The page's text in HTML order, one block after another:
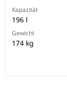
Kapazität
196 l
Gewicht
174 kg